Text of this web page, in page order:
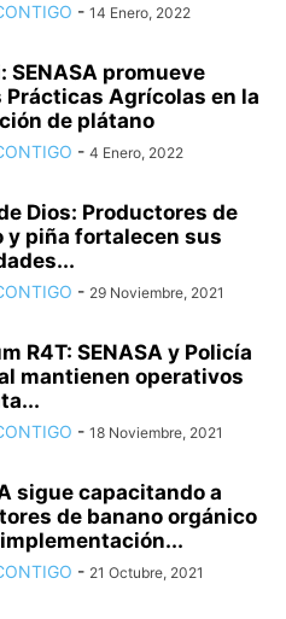
- 14 Enero, 2022
SENASA promueve
Prácticas Agrícolas en la
de plátano
- 4 Enero, 2022
Dios: Productores de
y piña fortalecen sus
- 29 Noviembre, 2021
R4T: SENASA y Policía
mantienen operativos
- 18 Noviembre, 2021
sigue capacitando a
de banano orgánico
- 21 Octubre, 2021